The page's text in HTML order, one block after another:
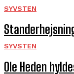
SYVSTEN
SYVSTEN
Ole Heden